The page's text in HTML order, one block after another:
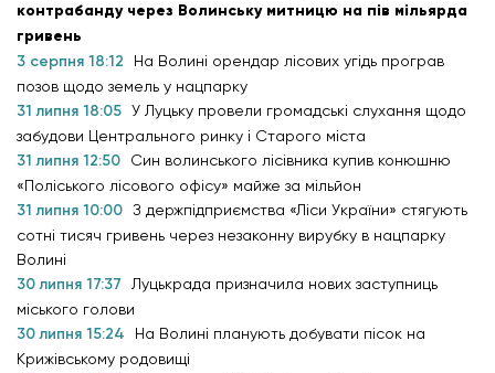
контрабанду через Волинську митницю на пів мільярда
гривень
3 серпня 18:12
На Волині орендар лісових угідь програв
позов щодо земель у нацпарку
31 липня 18:05 У Луцьку провели громадські слухання щодо
забудови Центрального ринку і Старого міста
31 липня 12:50
Син волинського лісівника купив конюшню
«Поліського лісового офісу» майже за мільйон
31 липня 10:00 З держпідприємства «Ліси України» стягують
сотні тисяч гривень через незаконну вирубку в нацпарку
Волині
30 липня 17:37
Луцькрада призначила нових заступниць
міського голови
30 липня 15:24
На Волині планують добувати пісок на
Крижівському родовищі